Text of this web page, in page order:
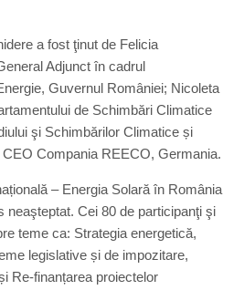
a fost ţinut de Felicia
Adjunct în cadrul
Guvernul României; Nicoleta
de Schimbări Climatice
şi Schimbărilor Climatice și
Compania REECO, Germania.
– Energia Solară în România
neaşteptat. Cei 80 de participanţi şi
teme ca: Strategia energetică,
legislative și de impozitare,
Re-finanțarea proiectelor